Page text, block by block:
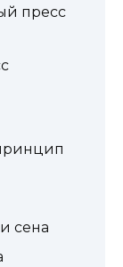
пресс
сена